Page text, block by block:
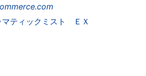
ティックミスト ＥＸ